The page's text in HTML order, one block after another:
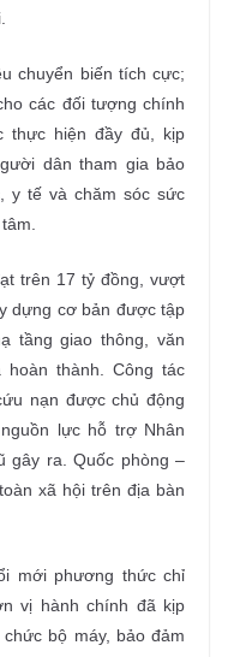
chuyển biến tích cực;
các đối tượng chính
thực hiện đầy đủ, kịp
dân tham gia bảo
y tế và chăm sóc sức
trên 17 tỷ đồng, vượt
dựng cơ bản được tập
tầng giao thông, văn
thành. Công tác
nạn được chủ động
lực hỗ trợ Nhân
gây ra. Quốc phòng –
xã hội trên địa bàn
mới phương thức chỉ
vị hành chính đã kịp
bộ máy, bảo đảm